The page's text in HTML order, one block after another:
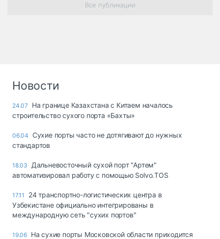
Все публикации
Новости
24.07
На границе Казахстана с Китаем началось
строительство сухого порта «Бахты»
06.04
Сухие порты часто не дотягивают до нужных
стандартов
18.03
Дальневосточный сухой порт "Артем"
автоматизировал работу с помощью Solvo.TOS
17.11
24 транспортно-логистических центра в
Узбекистане официально интегрированы в
международную сеть "сухих портов"
19.06 На сухие порты Московской области приходится